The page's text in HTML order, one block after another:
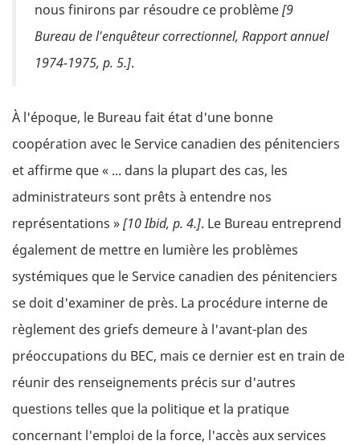
nous finirons par résoudre ce problème[9
Bureau de l'enquêteur correctionnel, Rapport annuel
1974-1975, p. 5.].
À l'époque, le Bureau fait état d'une bonne
coopération avec le Service canadien des pénitenciers
et affirme que « ... dans la plupart des cas, les
administrateurs sont prêts à entendre nos
représentations »[10 Ibid, p. 4.]. Le Bureau entreprend
également de mettre en lumière les problèmes
systémiques que le Service canadien des pénitenciers
se doit d'examiner de près. La procédure interne de
règlement des griefs demeure à l'avant-plan des
préoccupations du BEC, mais ce dernier est en train de
réunir des renseignements précis sur d'autres
questions telles que la politique et la pratique
concernant l'emploi de la force, l'accès aux services